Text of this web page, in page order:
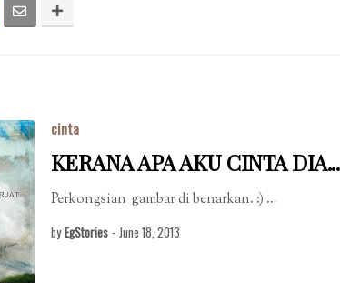
cinta
KERANA APA AKU CINTA DIA...
Perkongsian gambar di benarkan. :) …
by EgStories - June 18, 2013